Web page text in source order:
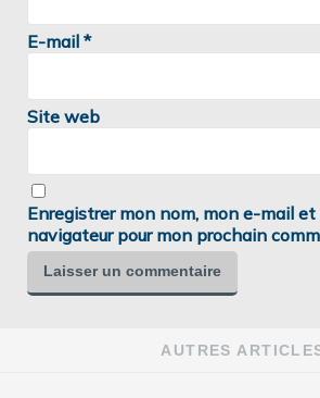
E-mail *
Site web
Enregistrer mon nom, mon e-mail
navigateur pour mon prochain
AUTRES